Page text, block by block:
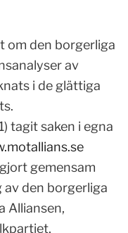
om den borgerliga
av
i de glättiga
tagit saken i egna
gemensam
den borgerliga
Alliansen,